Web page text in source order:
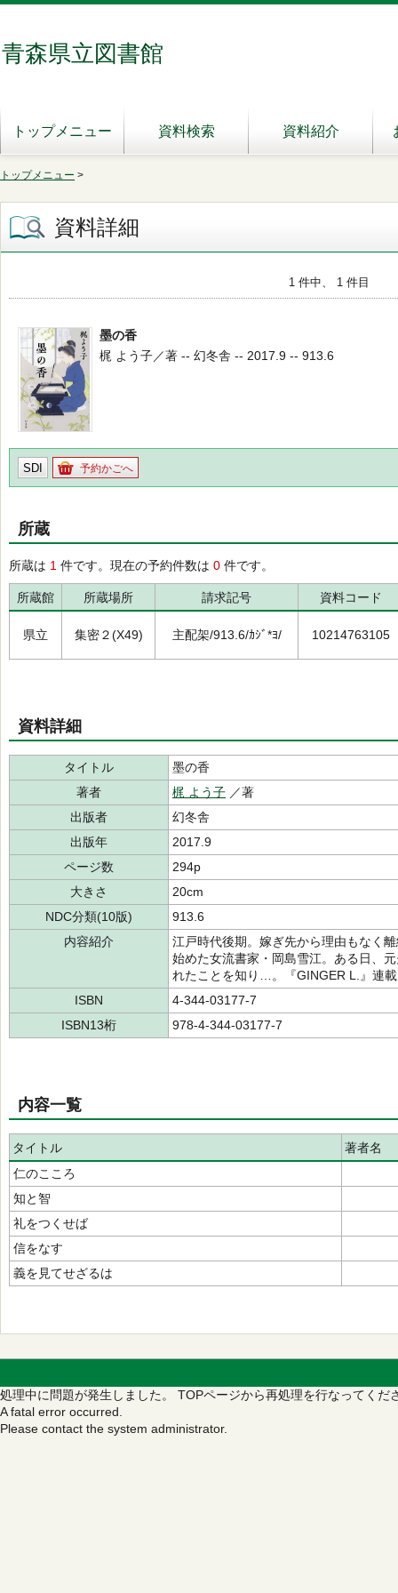
青森県立図書館
トップメニュー 資料検索 資料紹介
トップメニュー >
資料詳細
1 件中、 1 件目
墨の香
梶 よう子／著 -- 幻冬舎 -- 2017.9 -- 913.6
SDI 予約かごへ
所蔵
所蔵は 1 件です。現在の予約件数は 0 件です。
所蔵館 所蔵場所 請求記号 資料コード
県立 集密２(X49) 主配架/913.6/ｶｼﾞ*ﾖ/ 10214763105
資料詳細
タイトル
墨の香
著者
梶 よう子 ／著
出版者
幻冬舎
出版年
2017.9
ページ数
294p
大きさ
20cm
NDC分類(10版)
913.6
内容紹介
江戸時代後期。嫁ぎ先から理由もなく
始めた女流書家・岡島雪江。ある日、
れたことを知り…。『GINGER L.』連
ISBN
4-344-03177-7
ISBN13桁
978-4-344-03177-7
内容一覧
タイトル
著者名
仁のこころ
知と智
礼をつくせば
信をなす
義を見てせざるは
処理中に問題が発生しました。 TOPページから再処理を行なってくだ
A fatal error occurred.
Please contact the system administrator.